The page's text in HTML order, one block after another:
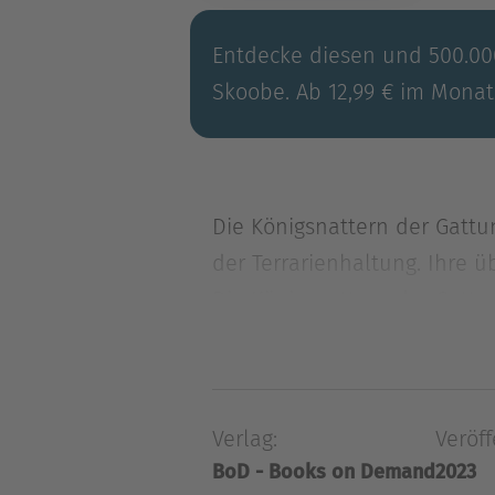
Entdecke diesen und
Skoobe. Ab 12,99 € im
Die Königsnattern der
der Terrarienhaltung. Ihre
der Terrarienhaltung. Ihre
Untersuchungen
Dieses Buch fasst erstmals
Verlag:
BoD - Books on Demand2023